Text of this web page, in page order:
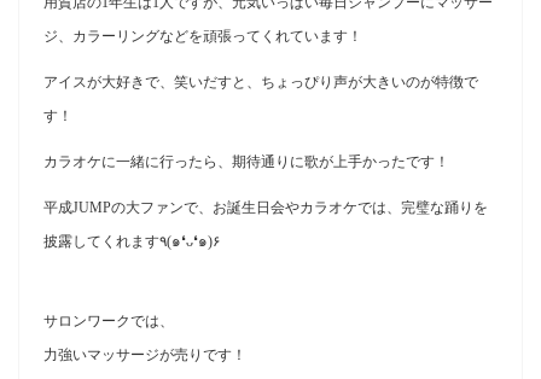
ジ、カラーリングなどを頑張ってくれています！
アイスが大好きで、笑いだすと、ちょっぴり声が大きいのが特徴で
す！
カラオケに一緒に行ったら、期待通りに歌が上手かったです！
平成JUMPの大ファンで、お誕生日会やカラオケでは、完璧な踊りを
披露してくれます٩(๑❛ᴗ❛๑)۶
サロンワークでは、
力強いマッサージが売りです！